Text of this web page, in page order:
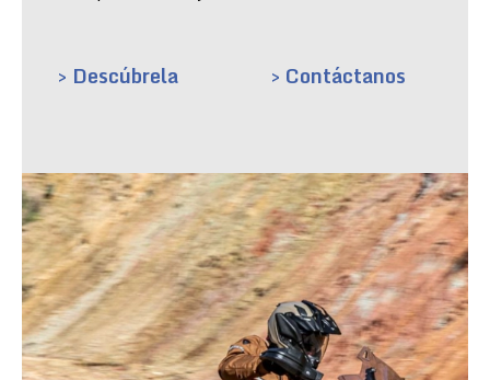
> Descúbrela > Contáctanos